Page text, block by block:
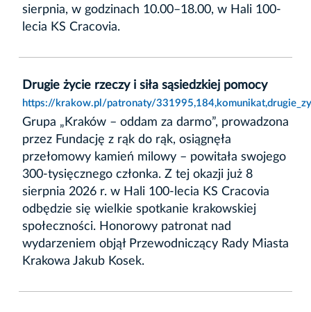
sierpnia, w godzinach 10.00–18.00, w Hali 100-
lecia KS Cracovia.
Drugie życie rzeczy i siła sąsiedzkiej pomocy
https://krakow.pl/patronaty/
Grupa „Kraków – oddam za darmo”, prowadzona
przez Fundację z rąk do rąk, osiągnęła
przełomowy kamień milowy – powitała swojego
300-tysięcznego członka. Z tej okazji już 8
sierpnia 2026 r. w Hali 100-lecia KS Cracovia
odbędzie się wielkie spotkanie krakowskiej
społeczności. Honorowy patronat nad
wydarzeniem objął Przewodniczący Rady Miasta
Krakowa Jakub Kosek.